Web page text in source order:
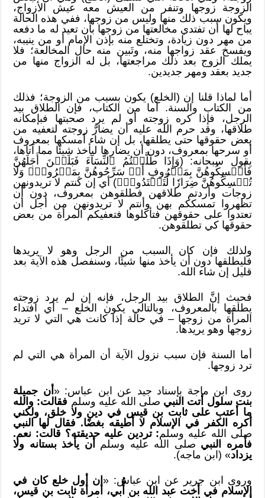
الزوجة زوجها وتنفر من العيش معه عيش الأزواج،
ويكون سبب ذلك منها وليس من زوجها، ففي هذه الحالة
يباح لها أن تفتدي مخالعتها من زوجها بأن تعيد له ما دفعه
من مهر دون زيادة، وتختلع منه بإذن الإمام أو من ينيبه،
ويفسخ عقد زواجها منه، وتَبين منه حال المخالعة؛ فلا
يملك الزوج بعد ذلك مراجعتها، بل له الزواج منها من
جديد بعقد ومهر جديدين.
أما لماذا قلنا إن (الخلع) يكون بسبب من الزوجة؛ فذلك
من الكتاب والسنة. أما من الكتاب، فإن الطلاق بيد
الرجل، فإذا كره زوجته أو لم يرد صحبتها فبإمكانه
طلاقها، وقد حرم الله عليه أن يضارَّ زوجته لتعفيه من
بعض حقوقها حتى يطلقها، بل إن شاء أمسكها بمعروف
أو سرحها بمعروف، دون أن يضارها ليأخذ شيئًا مما آتاها،
يقول سبحانه: (وَإِذَا طَلَّقۡتُمُ ٱلنِّسَآءَ فَبَلَغۡنَ أَجَلَهُنَّ
فَأَمۡسِكُوهُنَّ بِمَعۡرُوفٍ أَوۡ سَرِّحُوهُنَّ بِمَعۡرُوفٖۚ وَلَا
تُمۡسِكُوهُنَّ ضِرَارٗا لِّتَعۡتَدُواْۚ) أي إن كنتم لا تريدونهن
زوجات وأردتم طلاقهن فطلقوهن بمعروف، دون أن
تظهروا تمسككم بهن وأنتم لا تريدونهن من أجل أن
تعتدوا على حقوقهن فتأكلوها فتعفيكم المرأة من بعض
حقوقها كي تطلقوهن.
ولذلك فإن كان السبب من الرجل وهو لا يريدها
فليطلقها دون أن يأخذ منها شيئًا، وسنفصل هذه الآية بعد
قليل إن شاء الله.
فحيث إنَّ الطلاق بيد الرجل، فإنه إن لم يرد زوجته
يطلقها بالمعروف، وبالتالي يكون الخلع – أي افتداء
المرأة من زوجها – في حالة إذا كانت هي التي لا تريد
زوجها وهو يريدها.
أما السنة فإن سبب نزول الآية أن المرأة هي التي لم
ترد زوجها.
روى ابن ماجة بإسناد جيد عن ابن عباس: «أن جميلة
بنت سلول أتت النبي صلى الله عليه وسلمفقالت: والله
ما أعتب على ثابت بن قيس في دين ولا خلق، ولكني
أكره الكفر في الإسلام لا أطيقه بغضًا. فقال لها النبي
صلى الله عليه وسلم: تردين عليه حديقته؟ قالت: نعم.
فأمره النبي صلى الله عليه وسلم أن يأخذ بستانه ولا
يزداد» (ابن ماجه).
وروى ابن جرير عن ابن عباس: «إن أول خلع كان في
الإسلام في أخت عبد الله بن أُّبي، امرأة ثابت بن قيس،